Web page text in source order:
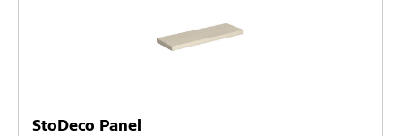
StoDeco Panel